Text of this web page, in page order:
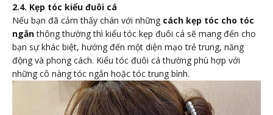
2.4. Kẹp tóc kiểu đuôi cá
Nếu bạn đã cảm thấy chán với những cách kẹp tóc cho tóc
ngắnthông thường thì kiểu tóc kẹp đuôi cá sẽ mang đến cho
bạn sự khác biệt, hướng đến một diện mạo trẻ trung, năng
động và phong cách. Kiểu tóc đuôi cá thường phù hợp với
những cô nàng tóc ngắn hoặc tóc trung bình.